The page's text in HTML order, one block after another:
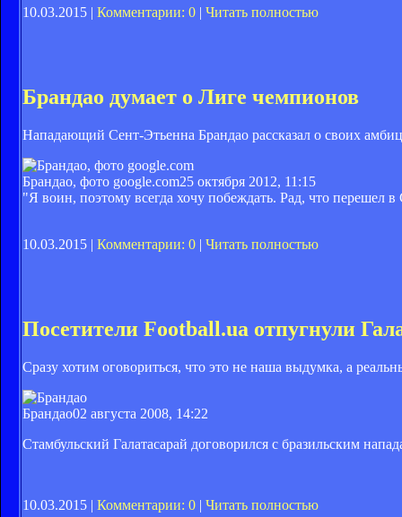
10.03.2015 | Комментарии: 0 | Читать полностью
Брандао думает о Лиге чемпионов
Нападающий Сент-Этьенна Брандао рассказал о своих
Брандао, фото google.com25 октября 2012, 11:15
"Я воин, поэтому всегда хочу побеждать. Рад, что перешел
10.03.2015 | Комментарии: 0 | Читать полностью
Посетители Football.ua отпугнули
Сразу хотим оговориться, что это не наша выдумка, а
Брандао02 августа 2008, 14:22
Стамбульский Галатасарай договорился с бразильским
10.03.2015 | Комментарии: 0 | Читать полностью